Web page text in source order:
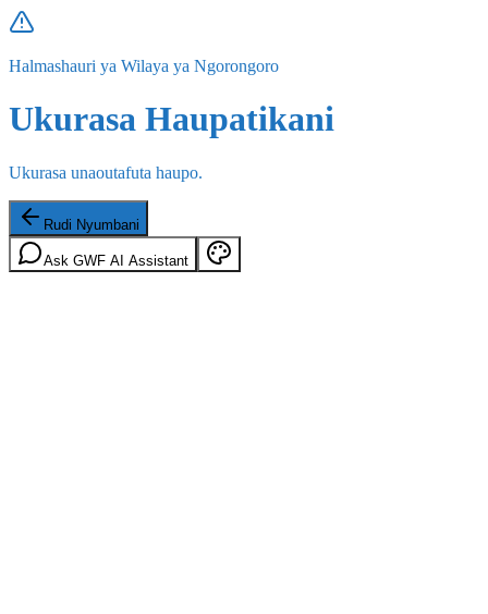
Halmashauri ya Wilaya ya Ngorongoro
Ukurasa Haupatikani
Ukurasa unaoutafuta haupo.
Rudi Nyumbani
Ask GWF AI Assistant